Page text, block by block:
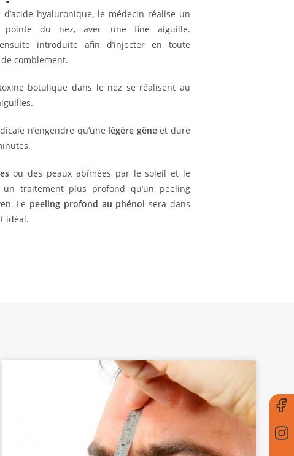
hyaluronique, le médecin réalise un
du nez, avec une fine aiguille.
introduite afin d’injecter en toute
comblement.
botulique dans le nez se réalisent au
n’engendre qu’une légère gêneet dure
ou des peaux abîmées par le soleil et le
un traitement plus profond qu’un peeling
Le peeling profond au phénol sera dans
idéal.